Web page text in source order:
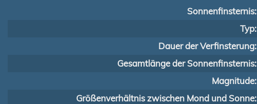
Sonnenfinsternis:
Typ:
Dauer der Verfinsterung:
Gesamtlänge der Sonnenfinsternis:
Magnitude:
Größenverhältnis zwischen Mond und Sonne: